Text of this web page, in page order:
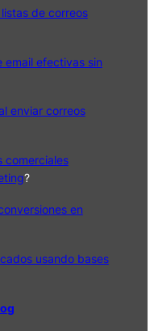
de correos
email efectivas sin
enviar correos
comerciales
?
en
usando bases